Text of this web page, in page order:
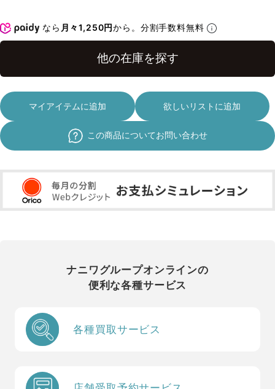
なら 月々1,250円から。分割手数料無料
マイアイテムに追加 欲しいリストに追加
この商品についてお問い合わせ
ナニワグループオンラインの
便利な各種サービス
各種買取サービス